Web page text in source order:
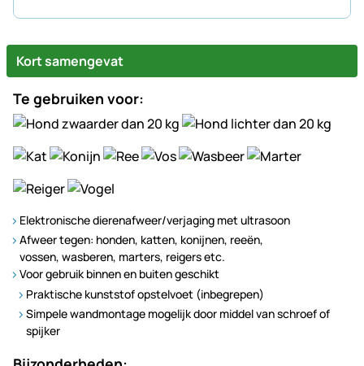
Kort samengevat
Te gebruiken voor:
Elektronische dierenafweer/verjaging met ultrasoon
Afweer tegen: honden, katten, konijnen, reeën,
vossen, wasberen, marters, reigers etc.
Voor gebruik binnen en buiten geschikt
Praktische kunststof opstelvoet (inbegrepen)
Simpele wandmontage mogelijk door middel van schroef of
spijker